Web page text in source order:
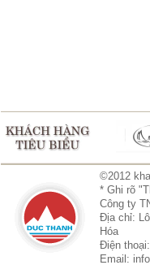
©2012
* Ghi rõ
Công ty
Địa chỉ:
Hóa
Điện
Email: